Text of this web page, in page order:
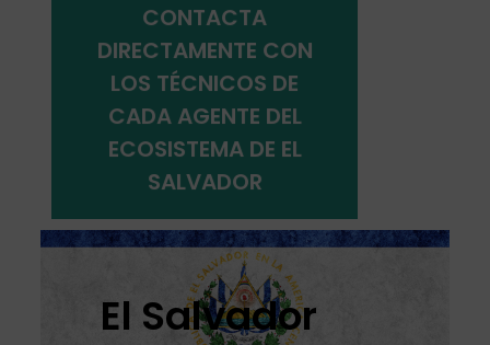
CONTACTA
DIRECTAMENTE CON
LOS TÉCNICOS DE
CADA AGENTE DEL
ECOSISTEMA DE EL
SALVADOR
El Salvador